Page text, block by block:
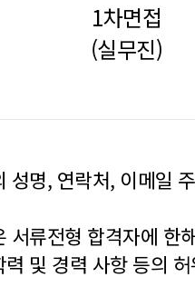
1차면접
(실무진)
성명, 연락처, 이메일
서류전형 합격자에 한
및 경력 사항 등의